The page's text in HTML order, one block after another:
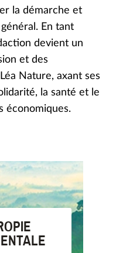
la démarche et
En tant
devient un
et des
Nature, axant ses
la santé et le
économiques.